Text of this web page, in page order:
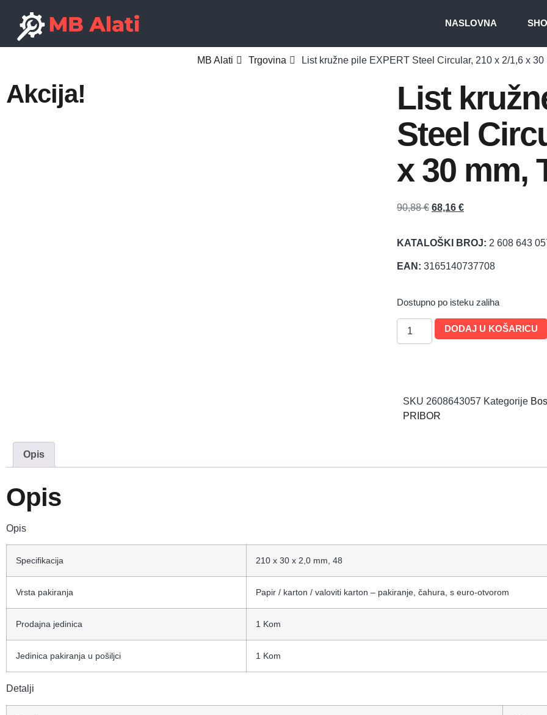
NASLOVNA
MB Alati Trgovina List kružne pile EXPERT Steel Circular, 210 x 2/1,6 x 30
Akcija!
List
Steel
x 30 mm,
90,88€ 68,16 €
KATALOŠKI BROJ: 2 608 643
EAN: 3165140737708
Dostupno po isteku zaliha
DODAJ U KOŠARICU
SKU 2608643057 Kategorije
PRIBOR
Opis
Opis
Opis
Specifikacija 210 x 30 x 2,0 mm, 48
Vrsta pakiranja Papir / karton / valoviti karton – pakiranje, čahura, s euro-otvorom
Prodajna jedinica 1 Kom
Jedinica pakiranja u pošiljci 1 Kom
Detalji